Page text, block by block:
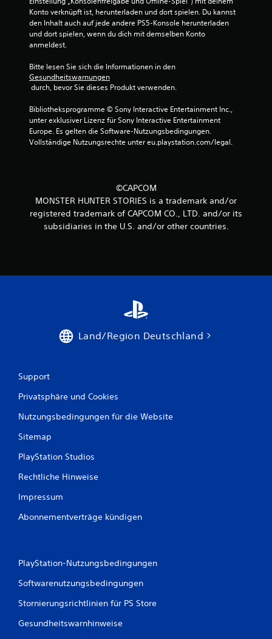
Konto verknüpft ist, herunterladen und dort spielen. Du kannst
den Inhalt auch auf jede andere PS5-Konsole herunterladen
und dort spielen, wenn du dich mit demselben Konto
anmeldest.
Bitte lesen Sie sich die Informationen in den
Gesundheitswarnungen
durch, bevor Sie dieses Produkt verwenden.
Bibliotheksprogramme © Sony Interactive Entertainment Inc.,
unter exklusiver Lizenz für Sony Interactive Entertainment
Europe. Es gelten die Software-Nutzungsbedingungen.
Vollständige Nutzungsrechte unter eu.playstation.com/legal.
©CAPCOM
MONSTER HUNTER STORIES is a trademark and/or
registered trademark of CAPCOM CO., LTD. and/or its
subsidiaries in the U.S. and/or other countries.
Land/Region Deutschland
Support
Privatsphäre und Cookies
Nutzungsbedingungen für die Website
Sitemap
PlayStation Studios
Rechtliche Hinweise
Impressum
Abonnementverträge kündigen
PlayStation-Nutzungsbedingungen
Softwarenutzungsbedingungen
Stornierungsrichtlinien für PS Store
Gesundheitswarnhinweise